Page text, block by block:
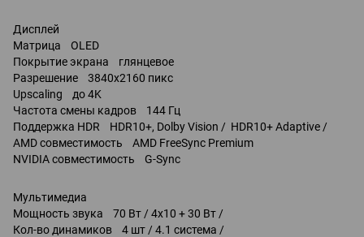
Дисплей
Матрица OLED
Покрытие экрана глянцевое
Разрешение 3840x2160 пикс
Upscaling до 4K
Частота смены кадров 144 Гц
Поддержка HDR HDR10+, Dolby Vision / HDR10+ Adaptive /
AMD совместимость AMD FreeSync Premium
NVIDIA совместимость G-Sync
Мультимедиа
Мощность звука 70 Вт / 4x10 + 30 Вт /
Кол-во динамиков 4 шт / 4.1 система /